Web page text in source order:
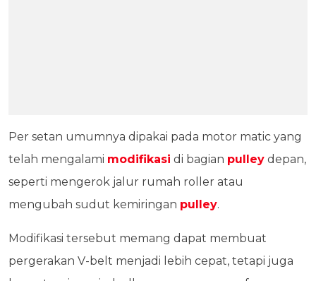
Per setan umumnya dipakai pada motor matic yang
telah mengalami modifikasi di bagian pulley depan,
seperti mengerok jalur rumah roller atau
mengubah sudut kemiringan pulley.
Modifikasi tersebut memang dapat membuat
pergerakan V-belt menjadi lebih cepat, tetapi juga